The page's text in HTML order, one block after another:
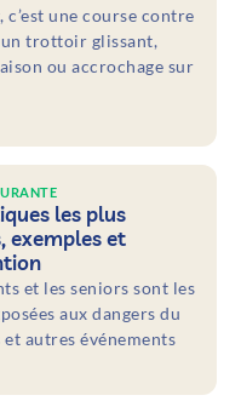
une course contre
trottoir glissant,
ou accrochage sur
les plus
exemples et
et les seniors sont les
aux dangers du
autres événements